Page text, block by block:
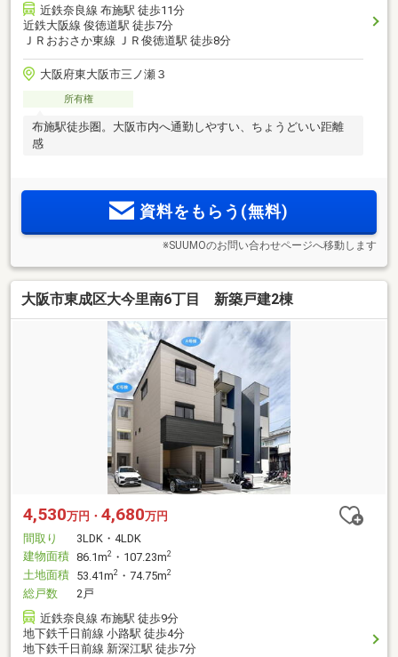
近鉄奈良線 布施駅 徒歩11分
近鉄大阪線 俊徳道駅 徒歩7分
ＪＲおおさか東線 ＪＲ俊徳道駅 徒歩8分
大阪府東大阪市三ノ瀬３
所有権
布施駅徒歩圏。大阪市内へ通勤しやすい、ちょうどいい距離
感
資料をもらう(無料)
※SUUMOのお問い合わせページへ移動します
大阪市東成区大今里南6丁目 新築戸建2棟
4,530万円・ 4,680万円
間取り
3LDK・4LDK
建物面積 86.1m2 ・107.23m2
土地面積 53.41m2 ・74.75m2
総戸数
2戸
近鉄奈良線 布施駅 徒歩9分
地下鉄千日前線 小路駅 徒歩4分
地下鉄千日前線 新深江駅 徒歩7分